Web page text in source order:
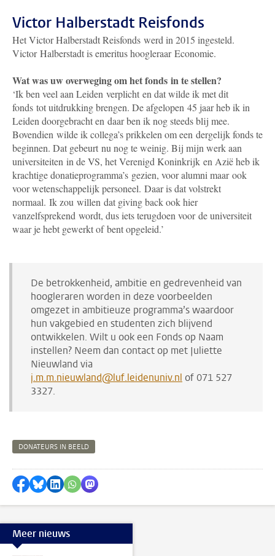
Victor Halberstadt Reisfonds
Het Victor Halberstadt Reisfonds werd in 2015 ingesteld.
Victor Halberstadt is emeritus hoogleraar Economie.
Wat was uw overweging om het fonds in te stellen?
‘Ik ben veel aan Leiden verplicht en dat wilde ik met dit
fonds tot uitdrukking brengen. De afgelopen 45 jaar heb ik in
Leiden doorgebracht en daar ben ik nog steeds blij mee.
Bovendien wilde ik collega’s prikkelen om een dergelijk fonds te
beginnen. Dat gebeurt nu nog te weinig. Bij mijn werk aan
universiteiten in de VS, het Verenigd Koninkrijk en Azië heb ik
krachtige donatieprogramma’s gezien, voor alumni maar ook
voor wetenschappelijk personeel. Daar is dat volstrekt
normaal. Ik zou willen dat giving back ook hier
vanzelfsprekend wordt, dus iets terugdoen voor de universiteit
waar je hebt gewerkt of bent opgeleid.’
De betrokkenheid, ambitie en gedrevenheid van
hoogleraren worden in deze voorbeelden
omgezet in ambitieuze programma’s waardoor
hun vakgebied en studenten zich blijvend
ontwikkelen. Wilt u ook een Fonds op Naam
instellen? Neem dan contact op met Juliette
Nieuwland via
j.m.m.nieuwland@luf.leidenuniv.nl of 071 527
3327.
DONATEURS IN BEELD
Delen op Facebook
Delen via Bluesky
Delen op LinkedIn
Delen via WhatsApp
Delen via Mastodon
Meer nieuws